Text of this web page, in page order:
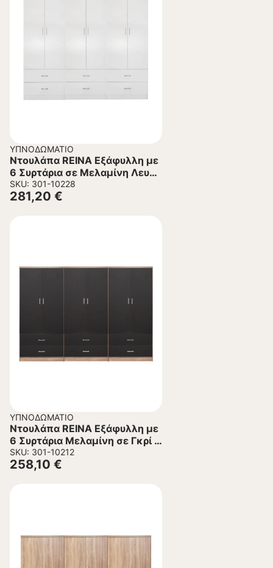
ΥΠΝΟΔΩΜΆΤΙΟ
Ντουλάπα REINA Εξάφυλλη με
6 Συρτάρια σε Μελαμίνη Λευκό
240x42x181Υεκ.
SKU: 301-10228
281,20 €
ΥΠΝΟΔΩΜΆΤΙΟ
Ντουλάπα REINA Εξάφυλλη με
6 Συρτάρια Μελαμίνη σε Γκρί –
Σονάμα 240x42x181Υεκ.
SKU: 301-10212
258,10 €